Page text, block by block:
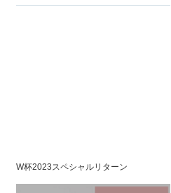
W杯2023スペシャルリターン